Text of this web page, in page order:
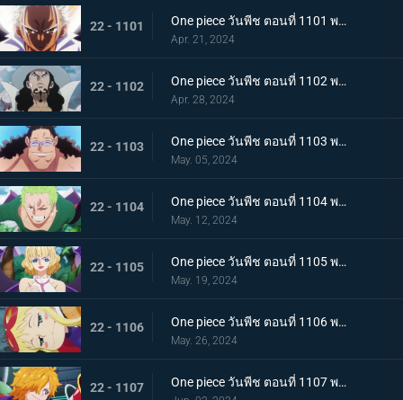
22 - 1101 One piece วันพีช ตอนที่ 1101 พากย์ไทย มนุษยชาติสุดแกร่ง พลังพิเศษของเซราฟิม
Apr. 21, 2024
22 - 1102 One piece วันพีช ตอนที่ 1102 พากย์ไทย แผนการอันผิดแผก ปฏิบัติการหนีจากเอ็กเฮด
Apr. 28, 2024
22 - 1103 One piece วันพีช ตอนที่ 1103 พากย์ไทย หันหลังให้พ่อของฉัน! ความปรารถนาอันไร้ประโยชน์ของบอนนี่!
May. 05, 2024
22 - 1104 One piece วันพีช ตอนที่ 1104 พากย์ไทย สถานการณ์สิ้นหวัง การโจมตีเต็มกำลังของเซราฟิม
May. 12, 2024
22 - 1105 One piece วันพีช ตอนที่ 1105 พากย์ไทย การกบฏอันงดงาม สตุสซี่คนทรยศ
May. 19, 2024
22 - 1106 One piece วันพีช ตอนที่ 1106 พากย์ไทย เกิดเหตุฉุกเฉิน ตามหาดอกเตอร์เวก้าพังค์
May. 26, 2024
22 - 1107 One piece วันพีช ตอนที่ 1107 พากย์ไทย สั่นสะท้าน เงื้อมมือมารที่แอบเข้ามาในศูนย์วิจัย